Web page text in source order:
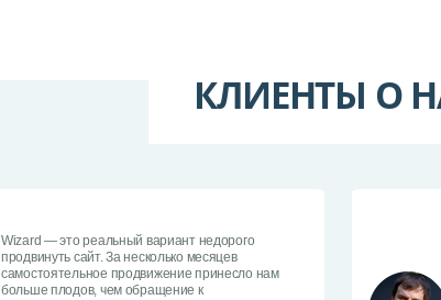
КЛИЕНТЫ О
Wizard — это реальный вариант недорого
продвинуть сайт. За несколько месяцев
самостоятельное продвижение принесло нам
больше плодов, чем обращение к